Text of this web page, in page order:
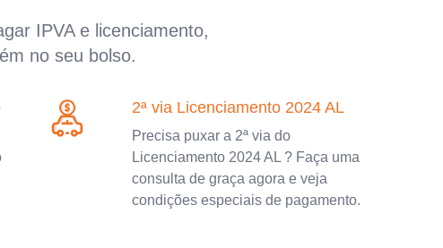
IPVA e licenciamento,
no seu bolso.
2ª via Licenciamento 2024 AL
Precisa puxar a 2ª via do
Licenciamento 2024 AL ? Faça uma
consulta de graça agora e veja
condições especiais de pagamento.